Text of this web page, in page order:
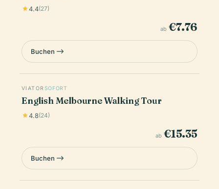
4.4(27)
ab €7.76
Buchen
VIATOR SOFORT
English Melbourne Walking Tour
4.8(24)
ab €15.35
Buchen